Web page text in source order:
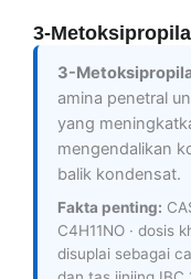
3-
3-
amina penetral
yang
mengendalikan
balik kondensat.
Fakta penting:
C4H11NO · dosis
disuplai sebagai